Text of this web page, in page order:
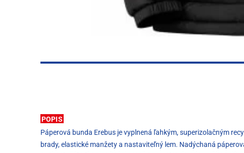
POPIS
Páperová bunda Erebus je vyplnená ľahkým, superizolačným
brady, elastické manžety a nastaviteľný lem. Nadýchaná